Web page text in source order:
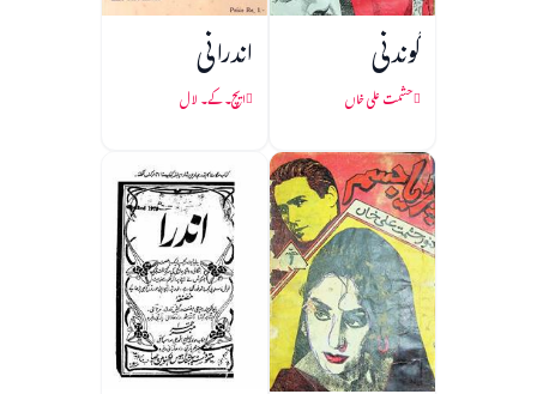
گوندنی
حشمت علی خاں
اندرانی
ایچ۔ کے۔ لال